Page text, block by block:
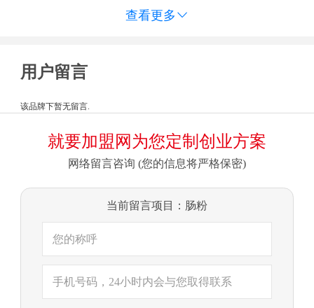
查看更多 
用户留言
该品牌下暂无留言.
就要加盟网为您定制创业方案
网络留言咨询 (您的信息将严格保密)
当前留言项目：肠粉